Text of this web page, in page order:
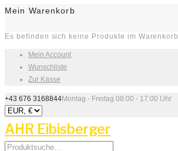
Mein Warenkorb
Es befinden sich keine Produkte im Warenkorb.
Mein Account
Wunschliste
Zur Kasse
+43 676 3168844Montag - Freitag 08:00 - 17:00 Uhr
AHR Eibisberger
Search